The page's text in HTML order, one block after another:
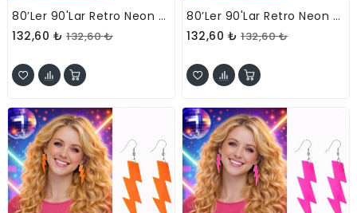
80’ler 90'lar Retro Neon Sarı Şimşek Küpe 10 Cm
132,60 ₺ 132,60 ₺
80’ler 90'lar Retro Neon Yeşil Şimşek Küpe 10 Cm
132,60 ₺ 132,60 ₺